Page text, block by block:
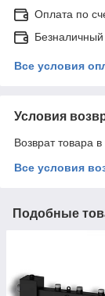
Оплата по
Безналичный
Все условия
Условия
Возврат товара
Все условия
Подобные